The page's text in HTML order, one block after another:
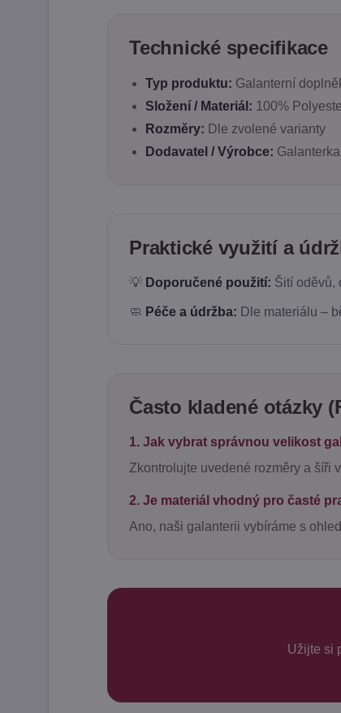
Technické specifikace
Typ produktu: Galanterní
Složení / Materiál: 100%
Rozměry: Dle zvolené varianty
Dodavatel / Výrobce: Galanterka
Praktické využití a
💡 Doporučené použití: Šití oděvů,
🧼 Péče a údržba: Dle materiálu –
Často kladené otázky
1. Jak vybrat správnou velikost
Zkontrolujte uvedené rozměry a šíři
2. Je materiál vhodný pro časté
Ano, naši galanterii vybíráme s
Užijte si